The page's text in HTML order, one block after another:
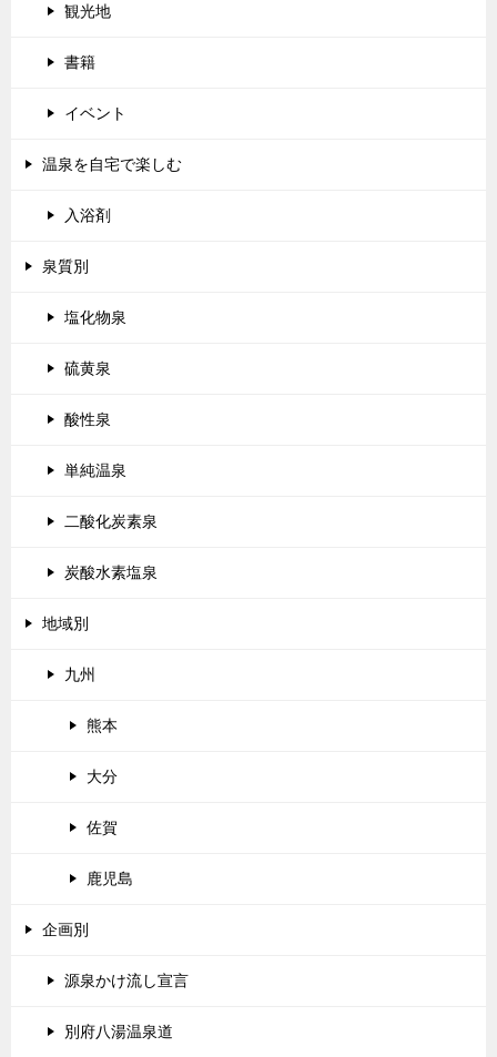
観光地
書籍
イベント
温泉を自宅で楽しむ
入浴剤
泉質別
塩化物泉
硫黄泉
酸性泉
単純温泉
二酸化炭素泉
炭酸水素塩泉
地域別
九州
熊本
大分
佐賀
鹿児島
企画別
源泉かけ流し宣言
別府八湯温泉道